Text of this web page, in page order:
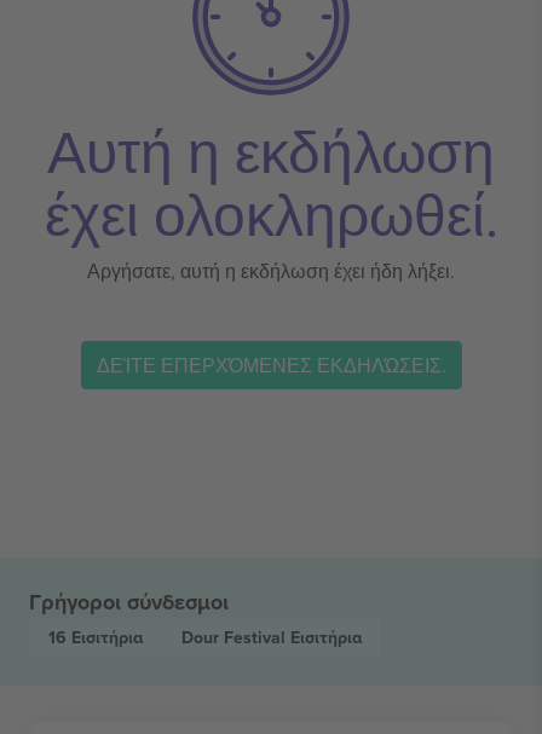
Αυτή η εκδήλωση
έχει ολοκληρωθεί.
Αργήσατε, αυτή η εκδήλωση έχει ήδη λήξει.
ΔΕΊΤΕ ΕΠΕΡΧΌΜΕΝΕΣ ΕΚΔΗΛΏΣΕΙΣ.
Γρήγοροι σύνδεσμοι
16 Εισιτήρια Dour Festival Εισιτήρια